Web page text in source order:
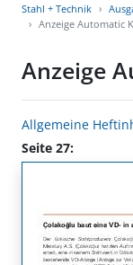
Stahl + Technik
Anzeige Automatic
Anzeige
Allgemeine
Seite 27: